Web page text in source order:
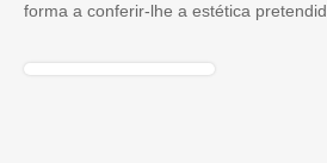
forma a conferir-lhe a estética